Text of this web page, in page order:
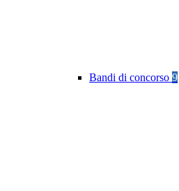
Bandi di concorso 9